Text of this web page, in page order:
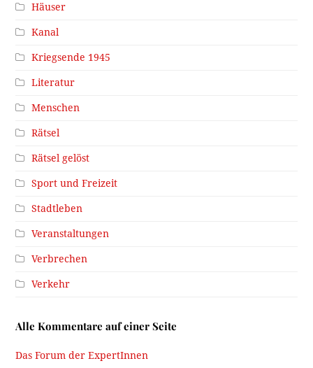
Häuser
Kanal
Kriegsende 1945
Literatur
Menschen
Rätsel
Rätsel gelöst
Sport und Freizeit
Stadtleben
Veranstaltungen
Verbrechen
Verkehr
Alle Kommentare auf einer Seite
Das Forum der ExpertInnen